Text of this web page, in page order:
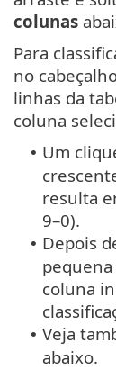
colunas
Para
no
linhas da
coluna
• Um
resulta
9–0).
• Depois
coluna
• Veja
abaixo.